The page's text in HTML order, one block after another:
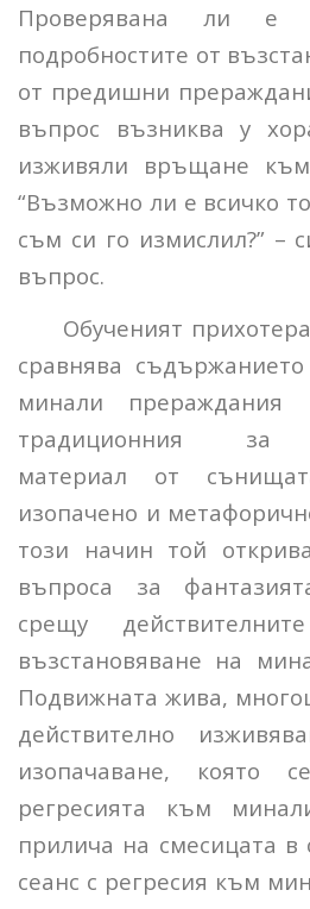
Проверявана ли е
подробностите от
от предишни
въпрос възниква у
изживяли връщане
“Възможно ли е всичко
съм си го измислил?” –
въпрос.
Обученият
сравнява
минали прераждания
традиционния за
материал от
изопачено и
този начин той
въпроса за
срещу
възстановяване на
Подвижната жива,
действително
изопачаване, която
регресията към
прилича на смесицата
сеанс с регресия към